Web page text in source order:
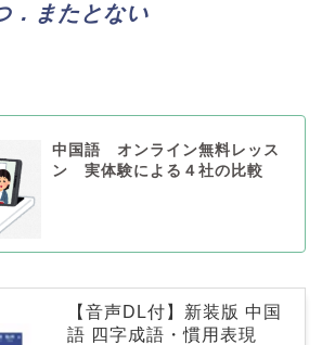
．またとない
中国語 オンライン無料レッス
ン 実体験による４社の比較
【音声DL付】新装版 中国
語 四字成語・慣用表現